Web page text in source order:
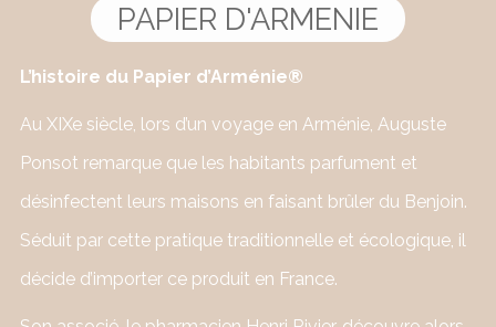
PAPIER D'ARMENIE
L’histoire du Papier d’Arménie®
Au XIXe siècle, lors d’un voyage en Arménie, Auguste
Ponsot remarque que les habitants parfument et
désinfectent leurs maisons en faisant brûler du Benjoin.
Séduit par cette pratique traditionnelle et écologique, il
décide d’importer ce produit en France.